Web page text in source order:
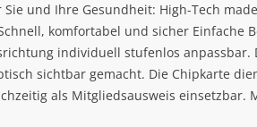
und Ihre Gesundheit: High-Tech
komfortabel und sicher Einfache
individuell stufenlos anpassbar.
sichtbar gemacht. Die Chipkarte
als Mitgliedsausweis einsetzbar.